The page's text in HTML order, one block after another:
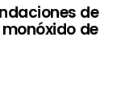
de
de